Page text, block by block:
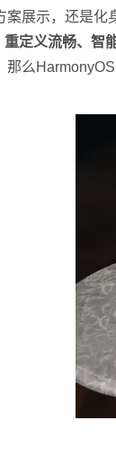
展示，还是化
定义流畅、智
HarmonyOS